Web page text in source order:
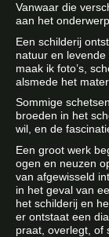
Vanwaar die
aan het
Een schilderij
natuur en
maak ik foto’s,
alsmede het
Sommige
broeden in het
wil, en de
Een groot werk
ogen en neuzen
van afgewisseld
in het geval van
het schilderij en
er ontstaat een
praat, overlegt, of